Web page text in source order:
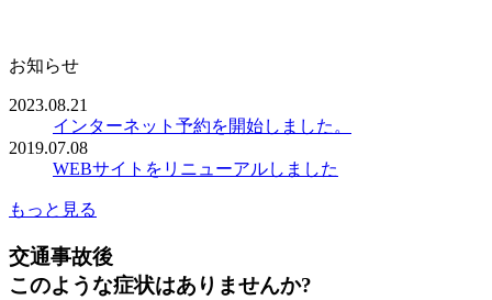
お知らせ
2023.08.21
インターネット予約を開始しました。
2019.07.08
WEBサイトをリニューアルしました
もっと見る
交通事故後
このような症状はありませんか?